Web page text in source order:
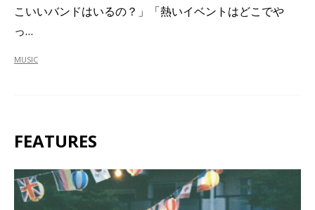
こいいバンドはいるの？」「熱いイベントはどこでや
っ…
MUSIC
FEATURES